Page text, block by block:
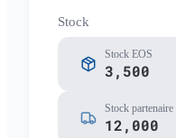
Stock
Stock EOS
3,500
Stock partenaire
12,000